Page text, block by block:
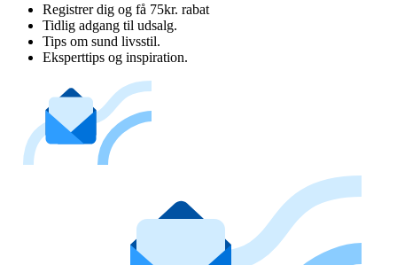
Registrer dig og få 75kr. rabat
Tidlig adgang til udsalg.
Tips om sund livsstil.
Eksperttips og inspiration.